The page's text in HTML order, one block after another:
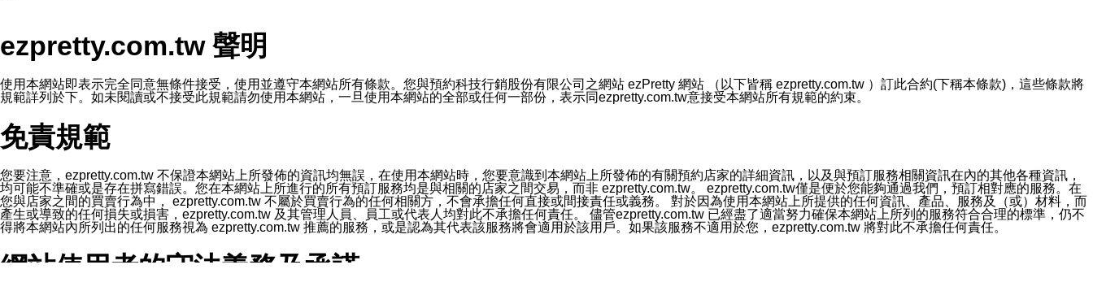
本公司/本服務將以通知型訊息傳送重要訊息給您。即使未加入本公司/本服務好友，您仍可接收到通知型訊息。
本公司/本服務傳送之通知型訊息以對您有效且重要的訊息為限，以廣告或其他目的的訊息皆不會被傳送。滿足以下三個條件者，將可收到通知型訊息。
2.該 LINE 帳號已在 LINE APP 設定中，同意接收通知型訊息。
3.LINE 帳號未封鎖傳送訊息之 LINE 官方帳號。
欲變更通知型訊息的設定，操作如下：
1.點選「主頁」＞「設定」
2.點選「隱私設定」
3.點選「提供使用資料」
5.開關「接收LINE通知型訊息」
❗️關閉「接收通知型訊息」後，將不會接收到來自任何企業官方帳號或認證官方帳號的通知型訊息。
ezpretty.com.tw 聲明
使用本網站即表示完全同意無條件接受，使用並遵守本網站所有條款。您與預約科技行銷股份有限公司之網站 ezPretty 網站 （以下皆稱 ezpretty.com.tw ）訂此合約(下稱本條款)，這些條款將
規範詳列於下。如未閱讀或不接受此規範請勿使用本網站，一旦使用本網站的全部或任何一部份，表示同ezpretty.com.tw意接受本網站所有規範的約束。
免責規範
您要注意，ezpretty.com.tw 不保證本網站上所發佈的資訊均無誤，在使用本網站時，您要意識到本網站上所發佈的有關預約店家的詳細資訊，以及與預訂服務相關資訊在內的其他各種資訊，
均可能不準確或是存在拼寫錯誤。您在本網站上所進行的所有預訂服務均是與相關的店家之間交易，而非 ezpretty.com.tw。 ezpretty.com.tw僅是便於您能夠通過我們，預訂相對應的服務。在
您與店家之間的買賣行為中， ezpretty.com.tw 不屬於買賣行為的任何相關方，不會承擔任何直接或間接責任或義務。 對於因為使用本網站上所提供的任何資訊、產品、服務及（或）材料，而
產生或導致的任何損失或損害，ezpretty.com.tw 及其管理人員、員工或代表人均對此不承擔任何責任。 儘管ezpretty.com.tw 已經盡了適當努力確保本網站上所列的服務符合合理的標準，仍不
得將本網站內所列出的任何服務視為 ezpretty.com.tw 推薦的服務，或是認為其代表該服務將會適用於該用戶。如果該服務不適用於您，ezpretty.com.tw 將對此不承擔任何責任。
網站使用者的守法義務及承諾